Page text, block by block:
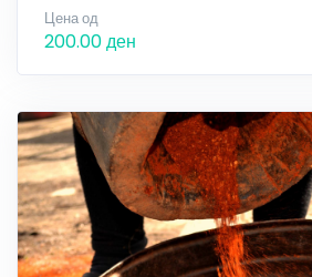
Цена од
200.00 ден